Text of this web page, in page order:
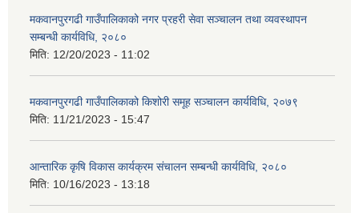
मकवानपुरगढी गाउँपालिकाको नगर प्रहरी सेवा सञ्‍चालन तथा व्‍यवस्‍थापन
सम्बन्धी कार्यविधि, २०८०
मिति: 12/20/2023 - 11:02
मकवानपुरगढी गाउँपालिकाको किशोरी समूह सञ्‍चालन कार्यविधि, २०७९
मिति: 11/21/2023 - 15:47
आन्तारिक कृषि विकास कार्यक्रम संचालन सम्बन्धी कार्यविधि, २०८०
मिति: 10/16/2023 - 13:18